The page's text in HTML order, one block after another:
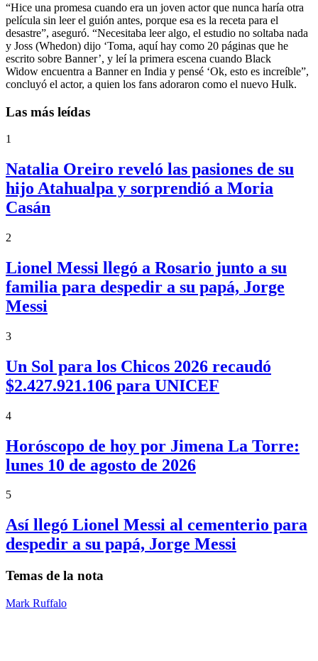
“Hice una promesa cuando era un joven actor que nunca haría otra
película sin leer el guión antes, porque esa es la receta para el
desastre”, aseguró. “Necesitaba leer algo, el estudio no soltaba nada
y Joss (Whedon) dijo ‘Toma, aquí hay como 20 páginas que he
escrito sobre Banner’, y leí la primera escena cuando Black
Widow encuentra a Banner en India y pensé ‘Ok, esto es increíble”,
concluyó el actor, a quien los fans adoraron como el nuevo Hulk.
Las más leídas
1
Natalia Oreiro reveló las pasiones de su
hijo Atahualpa y sorprendió a Moria
Casán
2
Lionel Messi llegó a Rosario junto a su
familia para despedir a su papá, Jorge
Messi
3
Un Sol para los Chicos 2026 recaudó
$2.427.921.106 para UNICEF
4
Horóscopo de hoy por Jimena La Torre:
lunes 10 de agosto de 2026
5
Así llegó Lionel Messi al cementerio para
despedir a su papá, Jorge Messi
Temas de la nota
Mark Ruffalo